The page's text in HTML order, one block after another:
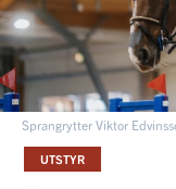
Sprangrytter Viktor
UTSTYR